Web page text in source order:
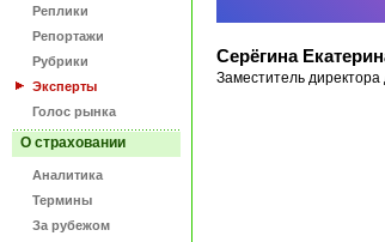
Реплики
Репортажи
Рубрики
Эксперты
Голос рынка
О страховании
Аналитика
Термины
За рубежом
Серёгина
Заместитель